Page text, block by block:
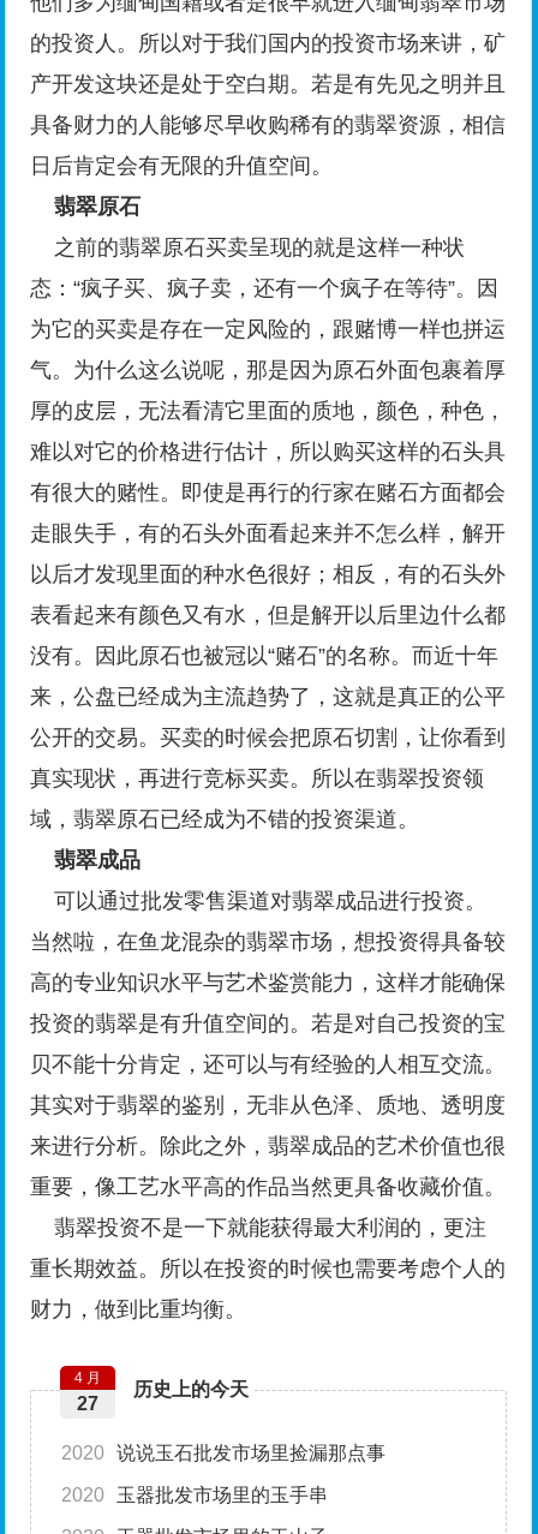
的投资人。所以对于我们国内的投资市场来讲，矿
产开发这块还是处于空白期。若是有先见之明并且
具备财力的人能够尽早收购稀有的翡翠资源，相信
日后肯定会有无限的升值空间。
翡翠原石
之前的翡翠原石买卖呈现的就是这样一种状
态：“疯子买、疯子卖，还有一个疯子在等待”。因
为它的买卖是存在一定风险的，跟赌博一样也拼运
气。为什么这么说呢，那是因为原石外面包裹着厚
厚的皮层，无法看清它里面的质地，颜色，种色，
难以对它的价格进行估计，所以购买这样的石头具
有很大的赌性。即使是再行的行家在赌石方面都会
走眼失手，有的石头外面看起来并不怎么样，解开
以后才发现里面的种水色很好；相反，有的石头外
表看起来有颜色又有水，但是解开以后里边什么都
没有。因此原石也被冠以“赌石”的名称。而近十年
来，公盘已经成为主流趋势了，这就是真正的公平
公开的交易。买卖的时候会把原石切割，让你看到
真实现状，再进行竞标买卖。所以在翡翠投资领
域，翡翠原石已经成为不错的投资渠道。
翡翠成品
可以通过批发零售渠道对翡翠成品进行投资。
当然啦，在鱼龙混杂的翡翠市场，想投资得具备较
高的专业知识水平与艺术鉴赏能力，这样才能确保
投资的翡翠是有升值空间的。若是对自己投资的宝
贝不能十分肯定，还可以与有经验的人相互交流。
其实对于翡翠的鉴别，无非从色泽、质地、透明度
来进行分析。除此之外，翡翠成品的艺术价值也很
重要，像工艺水平高的作品当然更具备收藏价值。
翡翠投资不是一下就能获得最大利润的，更注
重长期效益。所以在投资的时候也需要考虑个人的
财力，做到比重均衡。
历史上的今天
4 月
27
2020 说说玉石批发市场里捡漏那点事
2020 玉器批发市场里的玉手串